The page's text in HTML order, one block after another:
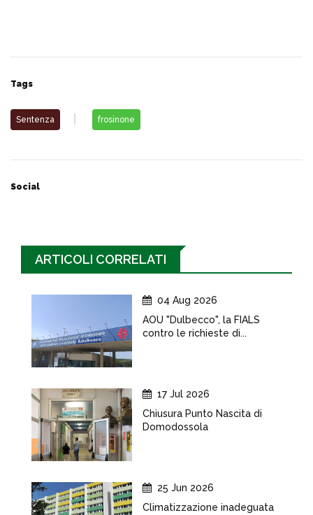
Tags
Sentenza frosinone
Social
ARTICOLI CORRELATI
04 Aug 2026
AOU "Dulbecco", la FIALS
contro le richieste di...
17 Jul 2026
Chiusura Punto Nascita di
Domodossola
25 Jun 2026
Climatizzazione inadeguata